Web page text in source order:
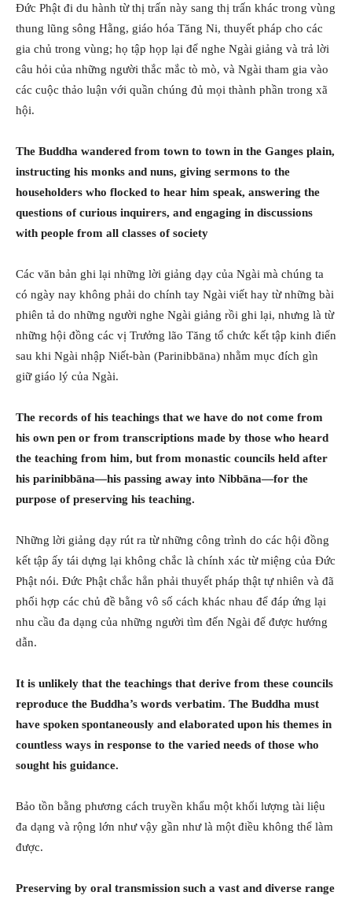
Đức Phật đi du hành từ thị trấn này sang thị trấn khác trong vùng
thung lũng sông Hằng, giáo hóa Tăng Ni, thuyết pháp cho các
gia chủ trong vùng; họ tập họp lại để nghe Ngài giảng và trả lời
câu hỏi của những người thắc mắc tò mò, và Ngài tham gia vào
các cuộc thảo luận với quần chúng đủ mọi thành phần trong xã
hội.
The Buddha wandered from town to town in the Ganges plain,
instructing his monks and nuns, giving sermons to the
householders who flocked to hear him speak, answering the
questions of curious inquirers, and engaging in discussions
with people from all classes of society
Các văn bản ghi lại những lời giảng dạy của Ngài mà chúng ta
có ngày nay không phải do chính tay Ngài viết hay từ những bài
phiên tả do những người nghe Ngài giảng rồi ghi lại, nhưng là từ
những hội đồng các vị Trưởng lão Tăng tổ chức kết tập kinh điển
sau khi Ngài nhập Niết-bàn (Parinibbāna) nhằm mục đích gìn
giữ giáo lý của Ngài.
The records of his teachings that we have do not come from
his own pen or from transcriptions made by those who heard
the teaching from him, but from monastic councils held after
his parinibbāna—his passing away into Nibbāna—for the
purpose of preserving his teaching.
Những lời giảng dạy rút ra từ những công trình do các hội đồng
kết tập ấy tái dựng lại không chắc là chính xác từ miệng của Đức
Phật nói. Đức Phật chắc hẳn phải thuyết pháp thật tự nhiên và đã
phối hợp các chủ đề bằng vô số cách khác nhau để đáp ứng lại
nhu cầu đa dạng của những người tìm đến Ngài để được hướng
dẫn.
It is unlikely that the teachings that derive from these councils
reproduce the Buddha’s words verbatim. The Buddha must
have spoken spontaneously and elaborated upon his themes in
countless ways in response to the varied needs of those who
sought his guidance.
Bảo tồn bằng phương cách truyền khẩu một khối lượng tài liệu
đa dạng và rộng lớn như vậy gần như là một điều không thể làm
được.
Preserving by oral transmission such a vast and diverse range